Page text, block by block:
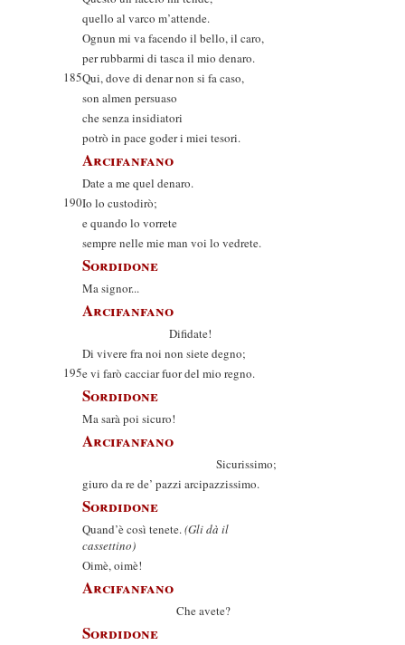
quello al varco m’attende.
Ognun mi va facendo il bello, il caro,
per rubbarmi di tasca il mio denaro.
185Qui, dove di denar non si fa caso,
son almen persuaso
che senza insidiatori
potrò in pace goder i miei tesori.
Arcifanfano
Date a me quel denaro.
190Io lo custodirò;
e quando lo vorrete
sempre nelle mie man voi lo vedrete.
Sordidone
Ma signor...
Arcifanfano
Difidate!
Di vivere fra noi non siete degno;
195e vi farò cacciar fuor del mio regno.
Sordidone
Ma sarà poi sicuro!
Arcifanfano
Sicurissimo;
giuro da re de’ pazzi arcipazzissimo.
Sordidone
Quand’è così tenete.(Gli dà il
cassettino)
Oimè, oimè!
Arcifanfano
Che avete?
Sordidone